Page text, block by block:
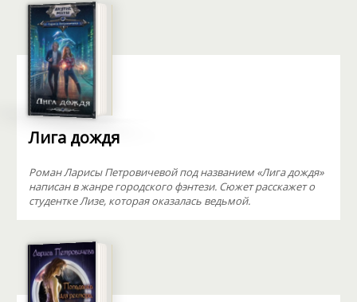
Лига дождя
Роман Ларисы Петровичевой под названием «Лига дождя»
написан в жанре городского фэнтези. Сюжет расскажет о
студентке Лизе, которая оказалась ведьмой.